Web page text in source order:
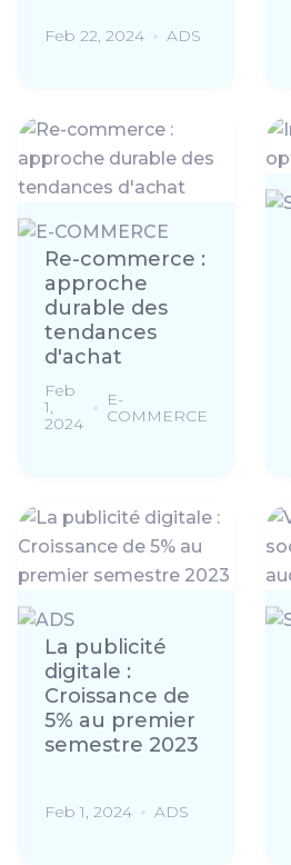
Feb 22, 2024 ADS
Re-commerce :
approche
durable des
tendances
d'achat
Feb
1,
2024
E-
COMMERCE
La publicité
digitale :
Croissance de
5% au premier
semestre 2023
Feb 1, 2024 ADS